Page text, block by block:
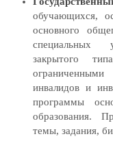
обучающихся,
основного
специальных
закрытого
инвалидов и
программы
образования.
темы, задания,